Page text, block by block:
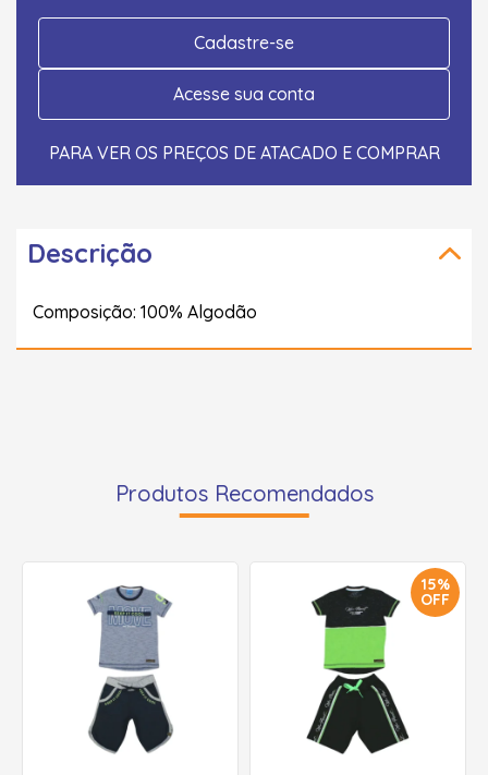
Cadastre-se
Acesse sua conta
PARA VER OS PREÇOS DE ATACADO E COMPRAR
Descrição
Composição: 100% Algodão
Produtos Recomendados
15%
OFF